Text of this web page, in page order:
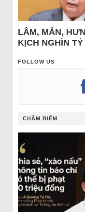
LÂM, MẪN,
KỊCH NGHÌN
FOLLOW US
CHÂM BIẾM